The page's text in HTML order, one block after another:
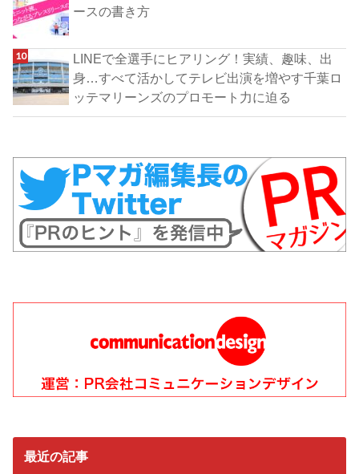
ースの書き方
LINEで全選手にヒアリング！実績、趣味、出
身…すべて活かしてテレビ出演を増やす千葉ロ
ッテマリーンズのプロモート力に迫る
最近の記事